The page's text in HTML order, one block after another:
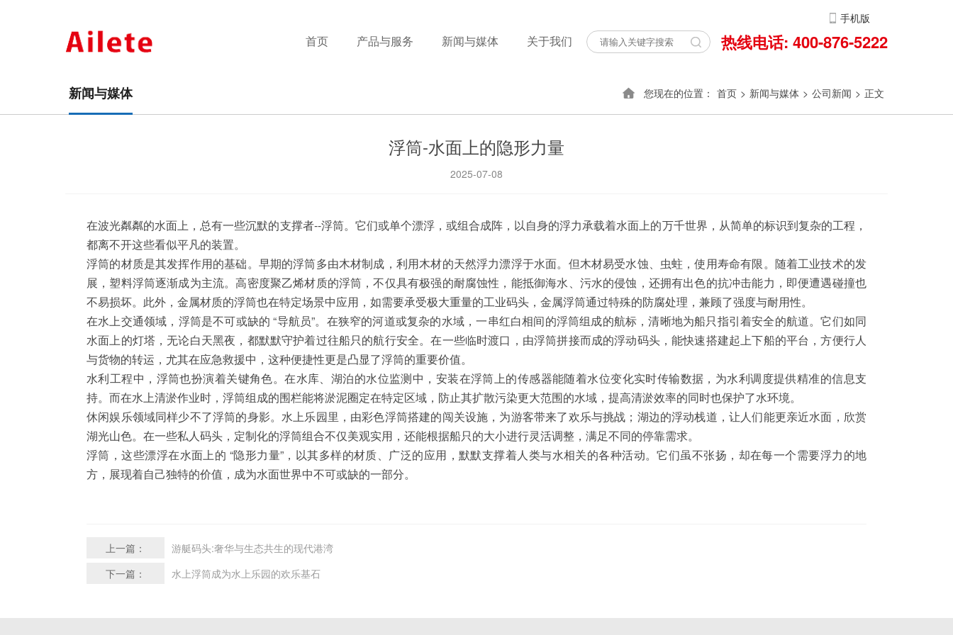
热线电话: 400-876-5222
首页 产品与服务 新闻与媒体 关于我们
手机版
新闻与媒体 您现在的位置： 首页 > 新闻与媒体 > 公司新闻 > 正文
浮筒-水面上的隐形力量
2025-07-08
在波光粼粼的水面上，总有一些沉默的支撑者--浮筒。它们或单个漂浮，或组合成阵，以自身的浮力承载着水面上的万千世界，从简单的标识到复杂的工程，
都离不开这些看似平凡的装置。
浮筒的材质是其发挥作用的基础。早期的浮筒多由木材制成，利用木材的天然浮力漂浮于水面。但木材易受水蚀、虫蛀，使用寿命有限。随着工业技术的发
展，塑料浮筒逐渐成为主流。高密度聚乙烯材质的浮筒，不仅具有极强的耐腐蚀性，能抵御海水、污水的侵蚀，还拥有出色的抗冲击能力，即便遭遇碰撞也
不易损坏。此外，金属材质的浮筒也在特定场景中应用，如需要承受极大重量的工业码头，金属浮筒通过特殊的防腐处理，兼顾了强度与耐用性。
在水上交通领域，浮筒是不可或缺的 “导航员”。在狭窄的河道或复杂的水域，一串红白相间的浮筒组成的航标，清晰地为船只指引着安全的航道。它们如同
水面上的灯塔，无论白天黑夜，都默默守护着过往船只的航行安全。在一些临时渡口，由浮筒拼接而成的浮动码头，能快速搭建起上下船的平台，方便行人
与货物的转运，尤其在应急救援中，这种便捷性更是凸显了浮筒的重要价值。
水利工程中，浮筒也扮演着关键角色。在水库、湖泊的水位监测中，安装在浮筒上的传感器能随着水位变化实时传输数据，为水利调度提供精准的信息支
持。而在水上清淤作业时，浮筒组成的围栏能将淤泥圈定在特定区域，防止其扩散污染更大范围的水域，提高清淤效率的同时也保护了水环境。
休闲娱乐领域同样少不了浮筒的身影。水上乐园里，由彩色浮筒搭建的闯关设施，为游客带来了欢乐与挑战；湖边的浮动栈道，让人们能更亲近水面，欣赏
湖光山色。在一些私人码头，定制化的浮筒组合不仅美观实用，还能根据船只的大小进行灵活调整，满足不同的停靠需求。
浮筒，这些漂浮在水面上的 “隐形力量”，以其多样的材质、广泛的应用，默默支撑着人类与水相关的各种活动。它们虽不张扬，却在每一个需要浮力的地
方，展现着自己独特的价值，成为水面世界中不可或缺的一部分。
上一篇：
游艇码头:奢华与生态共生的现代港湾
下一篇：
水上浮筒成为水上乐园的欢乐基石